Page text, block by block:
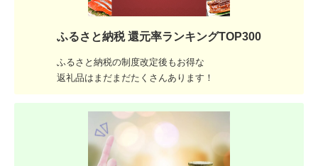
ふるさと納税 還元率ランキングTOP300
ふるさと納税の制度改定後もお得な
返礼品はまだまだたくさんあります！